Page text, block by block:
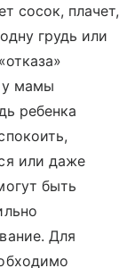
сосок, плачет,
грудь или
у мамы
ребенка
или даже
быть
Для